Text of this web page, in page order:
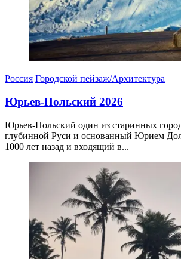
Россия Городской пейзаж/Архитектура
Юрьев-Польский 2026
Юрьев-Польский один из старинных
глубинной Руси и основанный Юрием
1000 лет назад и входящий в...